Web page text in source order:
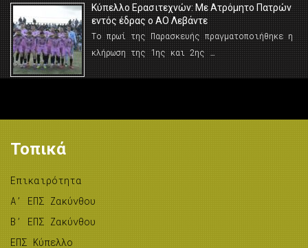
Κύπελλο Ερασιτεχνών: Με Ατρόμητο Πατρών
εντός έδρας ο ΑΟ Λεβάντε
Το πρωί της Παρασκευής πραγματοποιήθηκε η
κλήρωση της 1ης και 2ης …
Τοπικά
Επικαιρότητα
A’ ΕΠΣ Ζακύνθου
B’ ΕΠΣ Ζακύνθου
ΕΠΣ Κύπελλο